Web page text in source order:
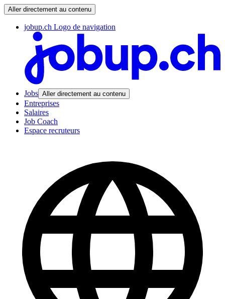
Aller directement au contenu
jobup.ch Logo de navigation
Jobs Aller directement au contenu
Entreprises
Salaires
Job Coach
Espace recruteurs